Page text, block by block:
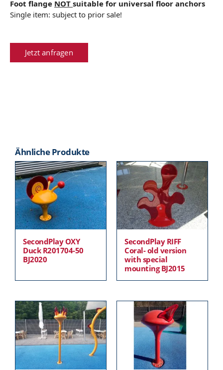
Foot flange NOT suitable for universal floor anchors
Single item: subject to prior sale!
Jetzt anfragen
Ähnliche Produkte
SecondPlay OXY
Duck R201704-50
BJ2020
SecondPlay RIFF
Coral- old version
with special
mounting BJ2015